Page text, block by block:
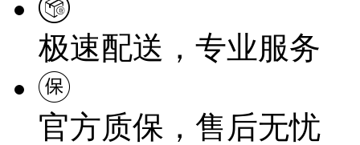
极速配送，专业服务
官方质保，售后无忧